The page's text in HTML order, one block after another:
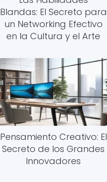
Blandas: El Secreto para
un Networking Efectivo
en la Cultura y el Arte
Pensamiento Creativo: El
Secreto de los Grandes
Innovadores